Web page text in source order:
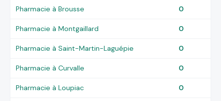
Pharmacie à Brousse 0
Pharmacie à Montgaillard 0
Pharmacie à Saint-Martin-Laguépie 0
Pharmacie à Curvalle 0
Pharmacie à Loupiac 0